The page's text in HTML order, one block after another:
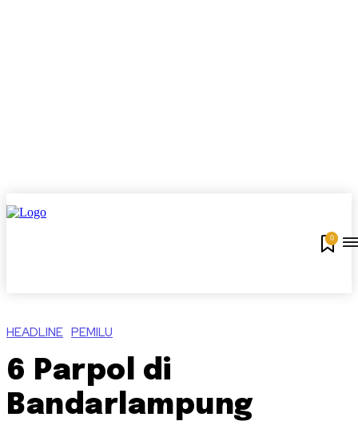
0
HEADLINE PEMILU
6 Parpol di
Bandarlampung